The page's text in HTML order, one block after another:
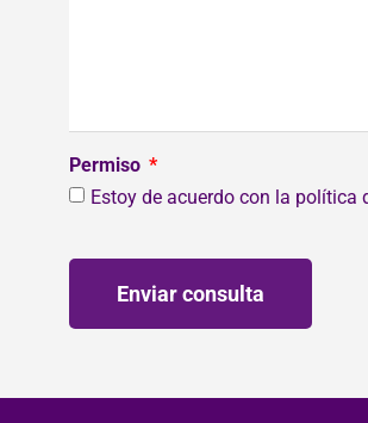
Permiso
Estoy de acuerdo con la política
Enviar consulta